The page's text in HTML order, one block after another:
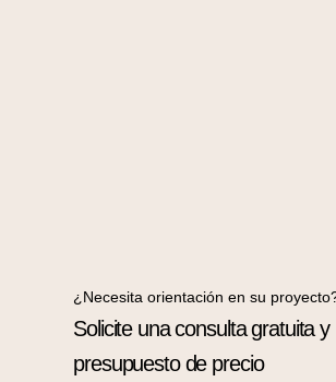
¿Necesita orientación en su
Solicite una consulta gratuita y
presupuesto de precio